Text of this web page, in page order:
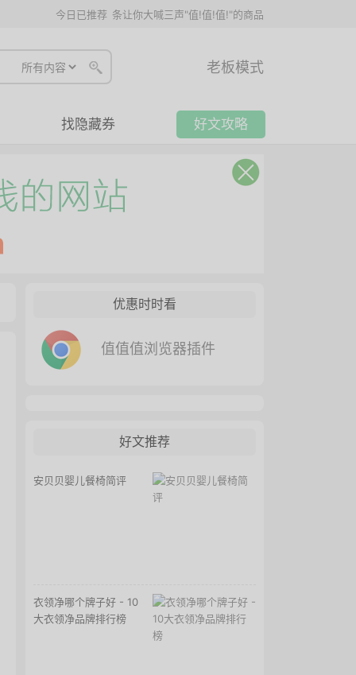
今日已推荐 条让你大喊三声"值!值!值!"的商品
老板模式
找隐藏券 好文攻略
优惠时时看
值值值浏览器插件
好文推荐
安贝贝婴儿餐椅简评
衣领净哪个牌子好 - 10
大衣领净品牌排行榜